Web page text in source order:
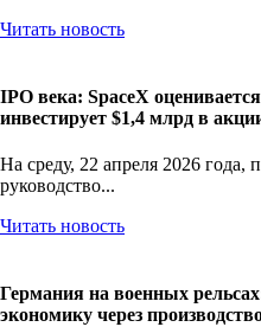
Читать новость
IPO века: SpaceX
инвестирует $1,4 млрд в
На среду, 22 апреля 2026 года,
руководство...
Читать новость
Германия на военных
экономику через